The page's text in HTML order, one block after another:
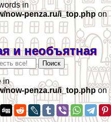
in
now-penza.ru/i_top.php on
и необъятная
in
now-penza.ru/i_top.phpon